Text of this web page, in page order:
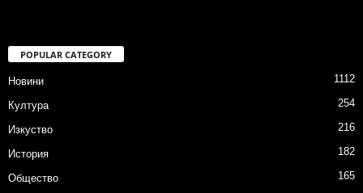
POPULAR CATEGORY
Новини 1112
Култура 254
Изкуство 216
История 182
Общество 165